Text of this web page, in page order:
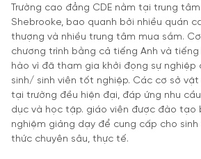
Trường cao đẳng CDE nằm tại trung
Shebrooke, bao quanh bởi nhiều quán
thượng và nhiều trung tâm mua sắm.
chương trình bằng cả tiếng Anh và
hào vì đã tham gia khởi đọng sự nghiệp
sinh/ sinh viên tốt nghiệp. Các cơ sở
tại trường đều hiện đại, đáp ứng nhu
dục và học tập. giáo viên được đào tạo
nghiệm giảng dạy để cung cấp cho sinh
thức chuyên sâu, thực tế.